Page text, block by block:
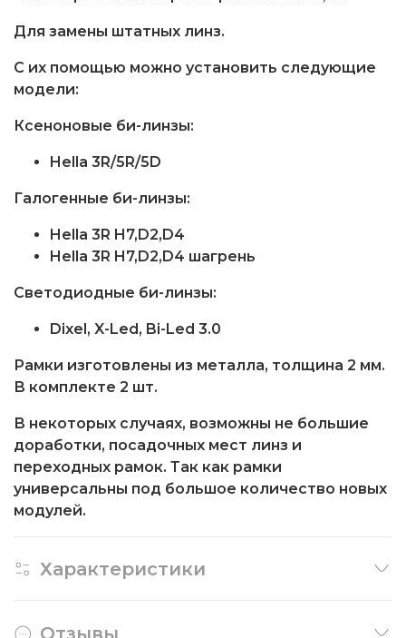
Для замены штатных линз.
С их помощью можно установить следующие
модели:
Ксеноновые би-линзы:
Hella 3R/5R/5D
Галогенные би-линзы:
Hella 3R H7,D2,D4
Hella 3R H7,D2,D4 шагрень
Светодиодные би-линзы:
Dixel, X-Led, Bi-Led 3.0
Рамки изготовлены из металла, толщина 2 мм.
В комплекте 2 шт.
В некоторых случаях, возможны не большие
доработки, посадочных мест линз и
переходных рамок. Так как рамки
универсальны под большое количество новых
модулей.
Характеристики
Отзывы